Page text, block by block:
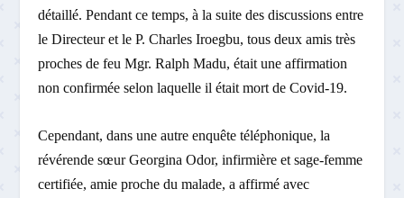
détaillé. Pendant ce temps, à la suite des discussions entre
le Directeur et le P. Charles Iroegbu, tous deux amis très
proches de feu Mgr. Ralph Madu, était une affirmation
non confirmée selon laquelle il était mort de Covid-19.
Cependant, dans une autre enquête téléphonique, la
révérende sœur Georgina Odor, infirmière et sage-femme
certifiée, amie proche du malade, a affirmé avec